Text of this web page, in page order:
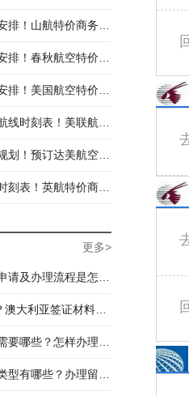
特价商务舱火热抢购中
航空特价商务舱找炫飞
空特价商务舱火热抢购中
特价商务舱预订火热抢购ing
达美航空商务舱找炫飞
特价商务舱预订找炫飞
更多>
及办理流程是怎样？
亚签证材料有哪些？
？怎样办理留学签证？
理留学签证有什么要求？